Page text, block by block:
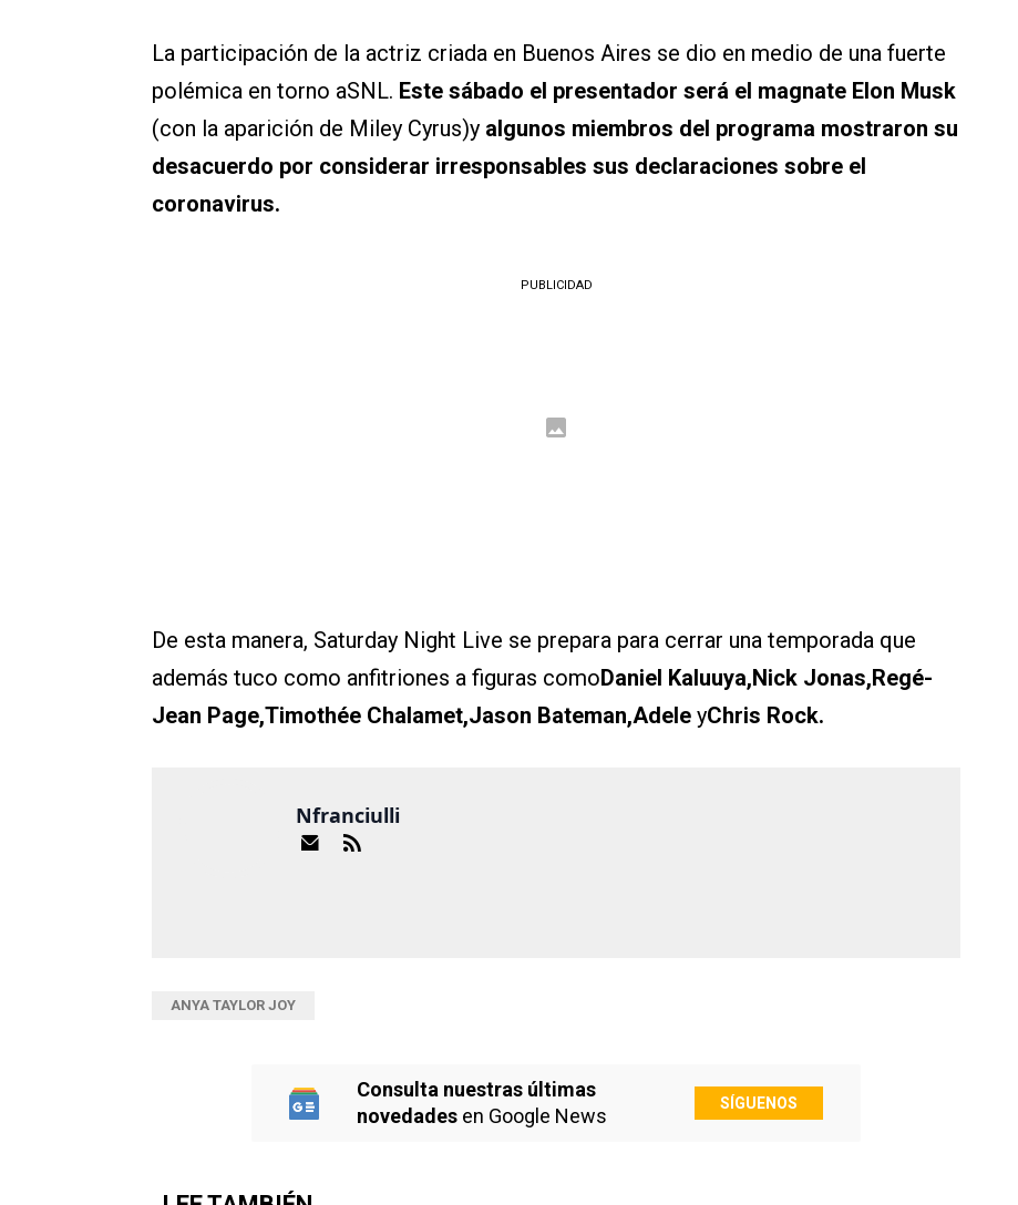
La participación de la actriz criada en Buenos Aires se dio en medio de una fuerte
polémica en torno aSNL. Este sábado el presentador será el magnate Elon Musk
(con la aparición de Miley Cyrus)y algunos miembros del programa mostraron su
desacuerdo por considerar irresponsables sus declaraciones sobre el
coronavirus.
PUBLICIDAD
De esta manera, Saturday Night Live se prepara para cerrar una temporada que
además tuco como anfitriones a figuras comoDaniel Kaluuya,Nick Jonas,Regé-
Jean Page,Timothée Chalamet,Jason Bateman,Adele yChris Rock.
Nfranciulli
ANYA TAYLOR JOY
Consulta nuestras últimas
novedades en Google News
SÍGUENOS